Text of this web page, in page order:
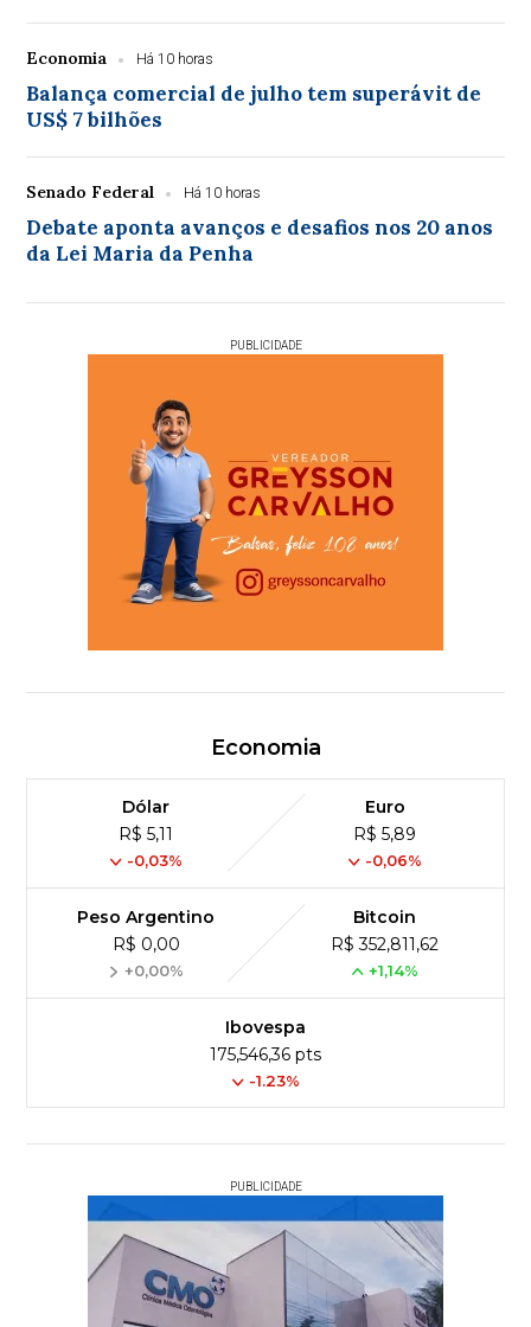
Economia Há 10 horas
Balança comercial de julho tem superávit de
US$ 7 bilhões
Senado Federal Há 10 horas
Debate aponta avanços e desafios nos 20 anos
da Lei Maria da Penha
PUBLICIDADE
Economia
Dólar
R$ 5,11
-0,03%
Euro
R$ 5,89
-0,06%
Peso Argentino
R$ 0,00
+0,00%
Bitcoin
R$ 352,811,62
+1,14%
Ibovespa
175,546,36 pts
-1.23%
PUBLICIDADE